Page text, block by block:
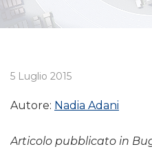
5 Luglio 2015
Autore: Nadia Adani
Articolo pubblicato in